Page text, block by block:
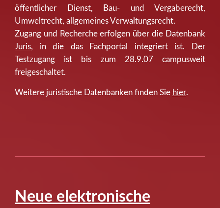
öffentlicher Dienst, Bau- und Vergaberecht,
Umweltrecht, allgemeines Verwaltungsrecht.
Zugang und Recherche erfolgen über die Datenbank
Juris, in die das Fachportal integriert ist. Der
Testzugang ist bis zum 28.9.07 campusweit
freigeschaltet.
Weitere juristische Datenbanken finden Sie hier.
Neue elektronische